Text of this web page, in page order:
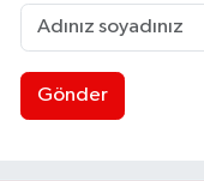
Gönder